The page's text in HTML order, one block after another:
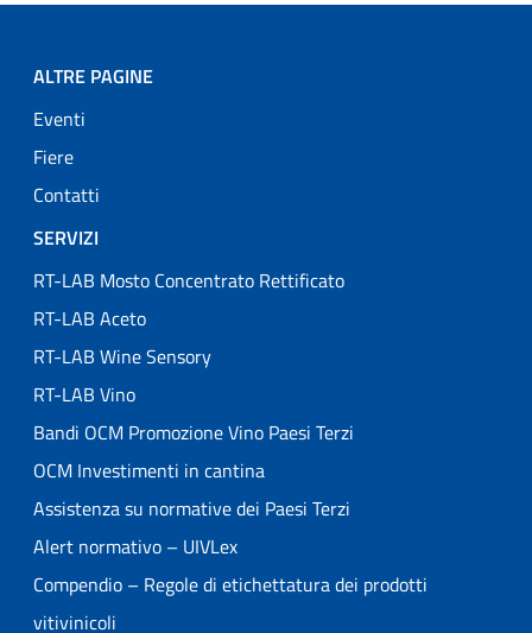
ALTRE PAGINE
Eventi
Fiere
Contatti
SERVIZI
RT-LAB Mosto Concentrato Rettificato
RT-LAB Aceto
RT-LAB Wine Sensory
RT-LAB Vino
Bandi OCM Promozione Vino Paesi Terzi
OCM Investimenti in cantina
Assistenza su normative dei Paesi Terzi
Alert normativo – UIVLex
Compendio – Regole di etichettatura dei prodotti
vitivinicoli